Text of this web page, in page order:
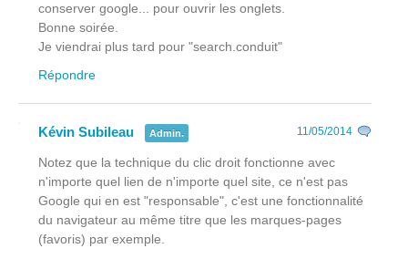
conserver google... pour ouvrir les onglets.
Bonne soirée.
Je viendrai plus tard pour "search.conduit"
Répondre
Kévin Subileau Admin. 11/05/2014
Notez que la technique du clic droit fonctionne avec
n'importe quel lien de n'importe quel site, ce n'est pas
Google qui en est "responsable", c'est une fonctionnalité
du navigateur au même titre que les marques-pages
(favoris) par exemple.